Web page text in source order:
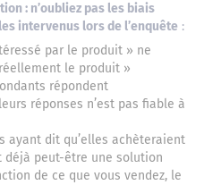
: n’oubliez pas les biais
intervenus lors de l’enquête :
par le produit » ne
le produit »
répondent
réponses n’est pas fiable à
ayant dit qu’elles achèteraient
peut-être une solution
de ce que vous vendez, le